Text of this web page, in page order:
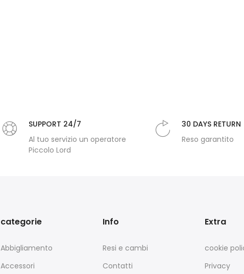
SUPPORT 24/7
Al tuo servizio un operatore
Piccolo Lord
30 DAYS RETURN
Reso garantito
categorie
Abbigliamento
Accessori
Info
Resi e cambi
Contatti
Extra
cookie
Privacy